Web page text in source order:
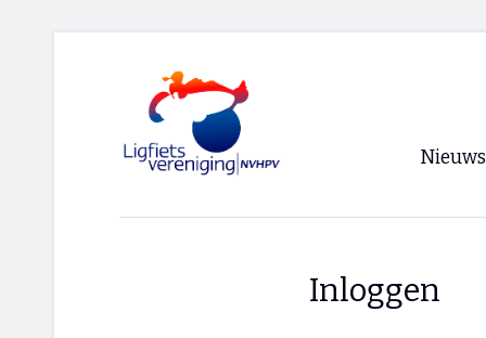
Nieuws
Inloggen